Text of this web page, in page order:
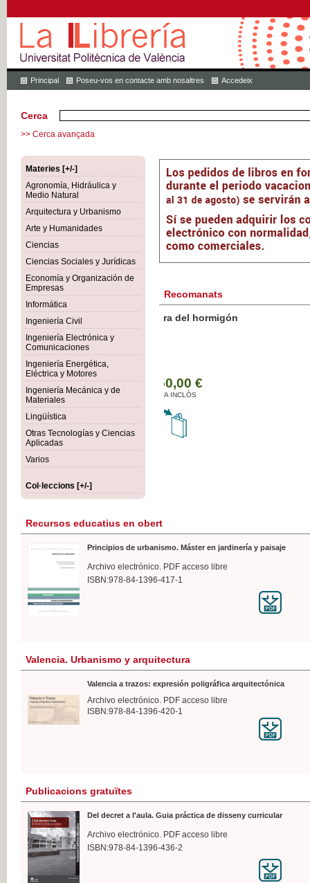
Principal Poseu-vos en contacte amb nosaltres Accedeix
Cerca
>> Cerca avançada
Materies [+/-]
Agronomía, Hidráulica y
Medio Natural
Arquitectura y Urbanismo
Arte y Humanidades
Ciencias
Ciencias Sociales y Jurídicas
Economía y Organización de
Empresas
Informática
Ingeniería Civil
Ingeniería Electrónica y
Comunicaciones
Ingeniería Energética,
Eléctrica y Motores
Ingeniería Mecánica y de
Materiales
Lingüística
Otras Tecnologías y Ciencias
Aplicadas
Varios
Col·leccions [+/-]
Recomanats
Botánica Agroalimentaria
Recursos educatius en obert
Principios de urbanismo. Máster en jardinería y paisaje
Archivo electrónico. PDF acceso libre
ISBN:978-84-1396-417-1
Valencia. Urbanismo y arquitectura
Valencia a trazos: expresión poligráfica arquitectónica
Archivo electrónico. PDF acceso libre
ISBN:978-84-1396-420-1
Publicacions gratuïtes
Del decret a l'aula. Guia práctica de disseny curricular
Archivo electrónico. PDF acceso libre
ISBN:978-84-1396-436-2